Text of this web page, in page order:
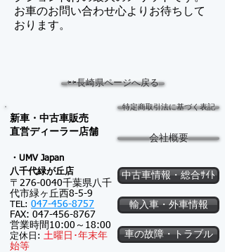
​お車のお問い合わせ心よりお待ちして
おります。
⇦⇦長崎県ページへ戻る
特定商取引法に基づく表記
会社概要
中古車情報・総合ｻｲﾄ
輸入車・外車情報
車の故障・トラブル
新車・中古車販売
​直営ディーラー店舗
・UMV Japan
八千代緑が丘店
〒276-0040千葉県八千
代市緑ヶ丘西8-5-9
TEL: 047-456-8757
FAX: 047-456-8767
営業時間10:00～18:00
定休日: 土曜日･年末年
始等